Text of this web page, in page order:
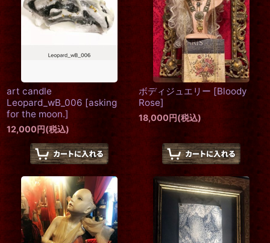
art candle
Leopard_wB_006 [asking
for the moon.]
12,000円(税込)
ボディジュエリー [Bloody
Rose]
18,000円(税込)